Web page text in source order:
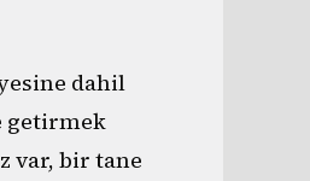
dahil
getirmek
var, bir tane